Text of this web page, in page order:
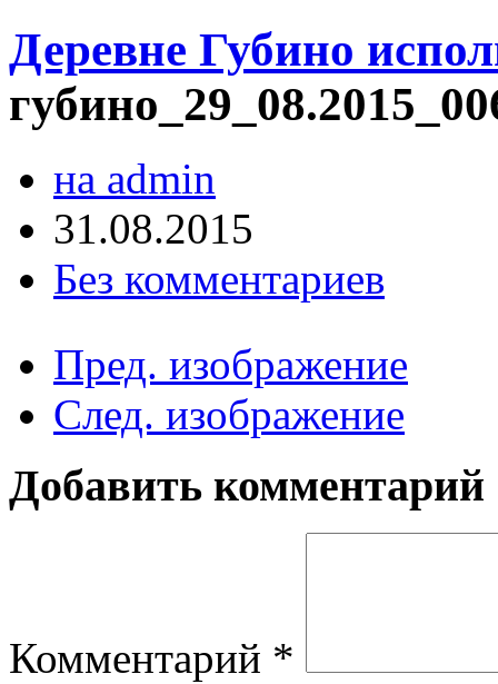
Деревне Губино
на admin
31.08.2015
Без комментариев
Пред. изображение
След. изображение
Добавить комментарий
Комментарий *